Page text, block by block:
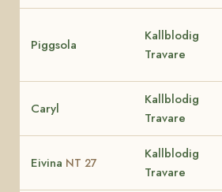
Piggsola
Kallblodig
Travare
Caryl
Kallblodig
Travare
Eivina NT 27
Kallblodig
Travare